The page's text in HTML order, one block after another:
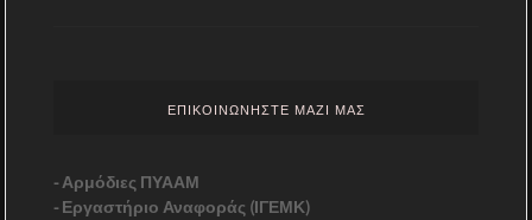
ΕΠΙΚΟΙΝΩΝΗΣΤΕ ΜΑΖΙ ΜΑΣ
-Αρμόδιες ΠΥΑΑΜ
-Εργαστήριο Αναφοράς (ΙΓΕΜΚ)